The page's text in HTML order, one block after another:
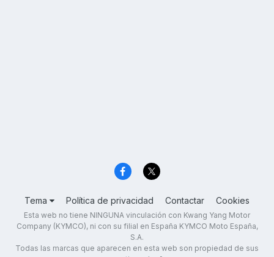
Tema Política de privacidad Contactar Cookies
Esta web no tiene NINGUNA vinculación con Kwang Yang Motor
Company (KYMCO), ni con su filial en España KYMCO Moto España,
S.A.
Todas las marcas que aparecen en esta web son propiedad de sus